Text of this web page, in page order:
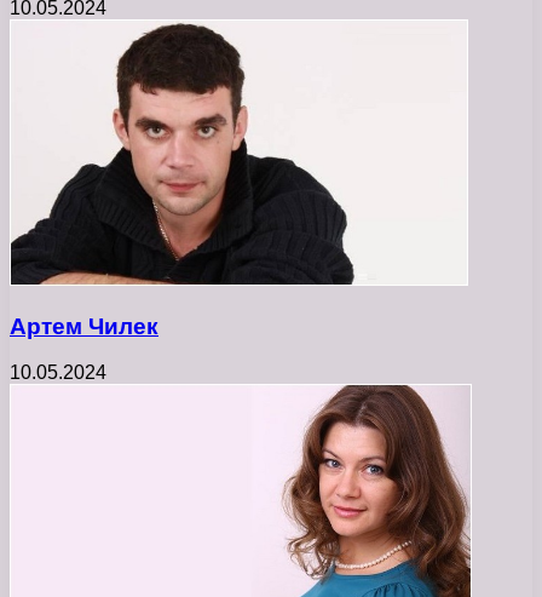
10.05.2024
Артем Чилек
10.05.2024